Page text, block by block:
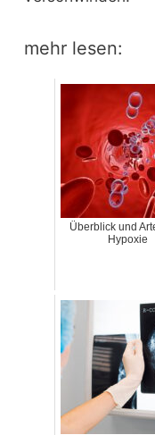
mehr lesen:
Überblick und
Hypoxie